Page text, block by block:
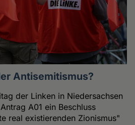
Antisemitismus?
der Linken in Niedersachsen
A01 ein Beschluss
real existierenden Zionismus"